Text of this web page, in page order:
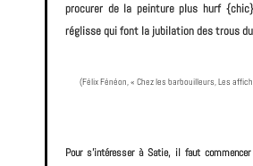
procurer de la peinture plus hurf
réglisse qui font la jubilation des trous
(Félix Fénéon, « Chez les barbouilleurs, Les
Pour s’intéresser à Satie, il faut